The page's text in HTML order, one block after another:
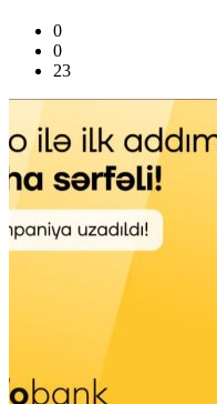
0
0
23